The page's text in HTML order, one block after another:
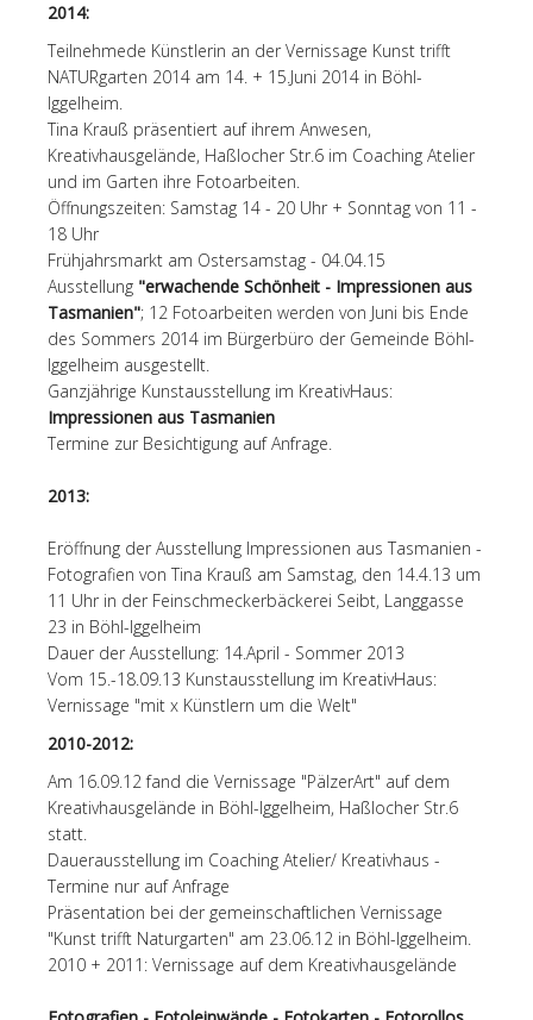
2014:
Teilnehmede Künstlerin an der Vernissage Kunst trifft
NATURgarten 2014 am 14. + 15.Juni 2014 in Böhl-
Iggelheim.
Tina Krauß präsentiert auf ihrem Anwesen,
Kreativhausgelände, Haßlocher Str.6 im Coaching Atelier
und im Garten ihre Fotoarbeiten.
Öffnungszeiten: Samstag 14 - 20 Uhr + Sonntag von 11 -
18 Uhr
Frühjahrsmarkt am Ostersamstag - 04.04.15
Ausstellung "erwachende Schönheit - Impressionen aus
Tasmanien"; 12 Fotoarbeiten werden von Juni bis Ende
des Sommers 2014 im Bürgerbüro der Gemeinde Böhl-
Iggelheim ausgestellt.
Ganzjährige Kunstausstellung im KreativHaus:
Impressionen aus Tasmanien
Termine zur Besichtigung auf Anfrage.
2013:
Eröffnung der Ausstellung Impressionen aus Tasmanien -
Fotografien von Tina Krauß am Samstag, den 14.4.13 um
11 Uhr in der Feinschmeckerbäckerei Seibt, Langgasse
23 in Böhl-Iggelheim
Dauer der Ausstellung: 14.April - Sommer 2013
Vom 15.-18.09.13 Kunstausstellung im KreativHaus:
Vernissage "mit x Künstlern um die Welt"
2010-2012:
Am 16.09.12 fand die Vernissage "PälzerArt" auf dem
Kreativhausgelände in Böhl-Iggelheim, Haßlocher Str.6
statt.
Dauerausstellung im Coaching Atelier/ Kreativhaus -
Termine nur auf Anfrage
Präsentation bei der gemeinschaftlichen Vernissage
"Kunst trifft Naturgarten" am 23.06.12 in Böhl-Iggelheim.
2010 + 2011: Vernissage auf dem Kreativhausgelände